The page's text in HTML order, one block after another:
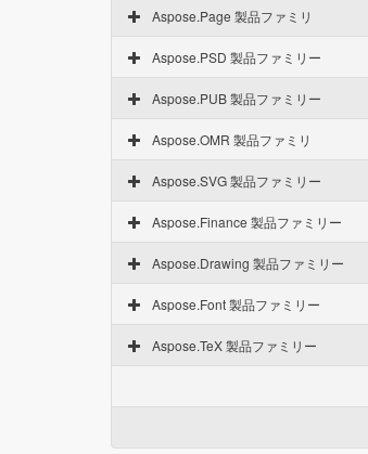
Aspose.Page 製品ファミリ
Aspose.PSD 製品ファミリー
Aspose.PUB 製品ファミリー
Aspose.OMR 製品ファミリ
Aspose.SVG 製品ファミリー
Aspose.Finance 製品ファミリー
Aspose.Drawing 製品ファミリー
Aspose.Font 製品ファミリー
Aspose.TeX 製品ファミリー